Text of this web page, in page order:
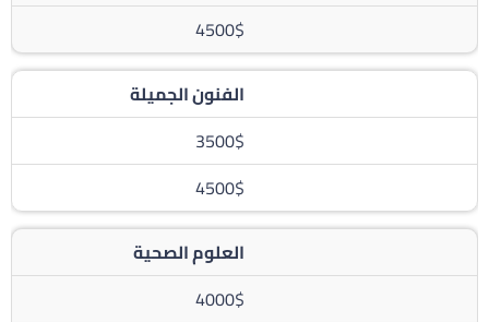
4500$
الفنون الجميلة
3500$
4500$
العلوم الصحية
4000$